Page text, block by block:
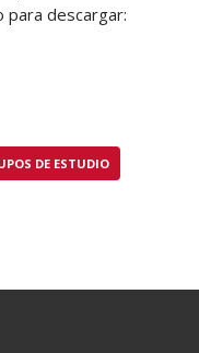
para descargar:
DE ESTUDIO